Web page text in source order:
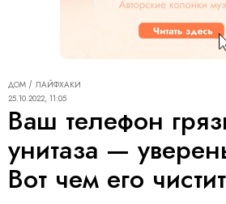
ДОМ
ЛАЙФХАКИ
25.10.2022, 11:05
Ваш телефон
унитаза —
Вот чем его